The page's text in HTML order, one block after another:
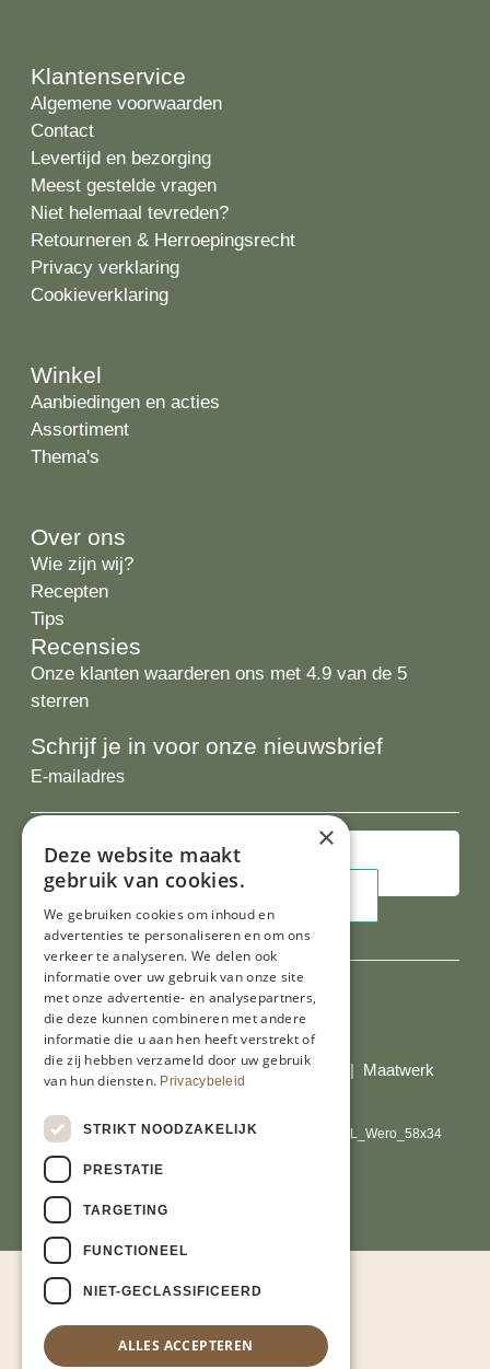
Klantenservice
Algemene voorwaarden
Contact
Levertijd en bezorging
Meest gestelde vragen
Niet helemaal tevreden?
Retourneren & Herroepingsrecht
Privacy verklaring
Cookieverklaring
Winkel
Aanbiedingen en acties
Assortiment
Thema's
Over ons
Wie zijn wij?
Recepten
Tips
Recensies
Onze klanten waarderen ons met 4.9 van de 5
sterren
Schrijf je in voor onze nieuwsbrief
E-
Al onze prijzen zijn incl. BTW
© Copyright 2026 Limburgs Bakwinkeltje | Maatwerk
website webmix
×
Deze website maakt
gebruik van cookies.
We gebruiken cookies om inhoud en
advertenties te personaliseren en om ons
verkeer te analyseren. We delen ook
informatie over uw gebruik van onze site
met onze advertentie- en analysepartners,
die deze kunnen combineren met andere
informatie die u aan hen heeft verstrekt of
die zij hebben verzameld door uw gebruik
van hun diensten. Privacybeleid
STRIKT NOODZAKELIJK
PRESTATIE
TARGETING
FUNCTIONEEL
NIET-GECLASSIFICEERD
ALLES ACCEPTEREN